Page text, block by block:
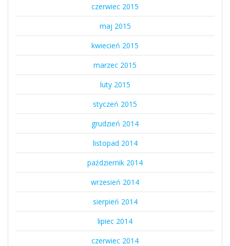
czerwiec 2015
maj 2015
kwiecień 2015
marzec 2015
luty 2015
styczeń 2015
grudzień 2014
listopad 2014
październik 2014
wrzesień 2014
sierpień 2014
lipiec 2014
czerwiec 2014